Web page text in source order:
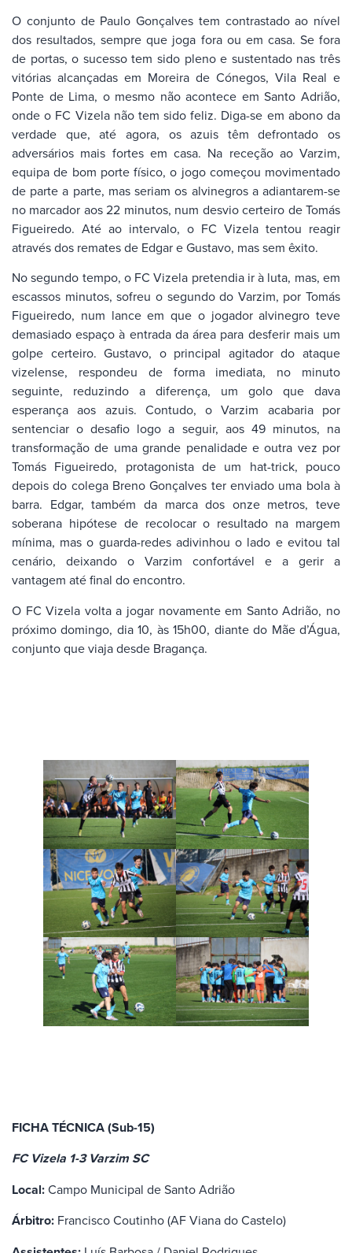
O conjunto de Paulo Gonçalves tem contrastado ao nível
dos resultados, sempre que joga fora ou em casa. Se fora
de portas, o sucesso tem sido pleno e sustentado nas três
vitórias alcançadas em Moreira de Cónegos, Vila Real e
Ponte de Lima, o mesmo não acontece em Santo Adrião,
onde o FC Vizela não tem sido feliz. Diga-se em abono da
verdade que, até agora, os azuis têm defrontado os
adversários mais fortes em casa. Na receção ao Varzim,
equipa de bom porte físico, o jogo começou movimentado
de parte a parte, mas seriam os alvinegros a adiantarem-se
no marcador aos 22 minutos, num desvio certeiro de Tomás
Figueiredo. Até ao intervalo, o FC Vizela tentou reagir
através dos remates de Edgar e Gustavo, mas sem êxito.
No segundo tempo, o FC Vizela pretendia ir à luta, mas, em
escassos minutos, sofreu o segundo do Varzim, por Tomás
Figueiredo, num lance em que o jogador alvinegro teve
demasiado espaço à entrada da área para desferir mais um
golpe certeiro. Gustavo, o principal agitador do ataque
vizelense, respondeu de forma imediata, no minuto
seguinte, reduzindo a diferença, um golo que dava
esperança aos azuis. Contudo, o Varzim acabaria por
sentenciar o desafio logo a seguir, aos 49 minutos, na
transformação de uma grande penalidade e outra vez por
Tomás Figueiredo, protagonista de um hat-trick, pouco
depois do colega Breno Gonçalves ter enviado uma bola à
barra. Edgar, também da marca dos onze metros, teve
soberana hipótese de recolocar o resultado na margem
mínima, mas o guarda-redes adivinhou o lado e evitou tal
cenário, deixando o Varzim confortável e a gerir a
vantagem até final do encontro.
O FC Vizela volta a jogar novamente em Santo Adrião, no
próximo domingo, dia 10, às 15h00, diante do Mãe d’Água,
conjunto que viaja desde Bragança.
FICHA TÉCNICA (Sub-15)
FC Vizela 1-3 Varzim SC
Local:Campo Municipal de Santo Adrião
Árbitro: Francisco Coutinho (AF Viana do Castelo)